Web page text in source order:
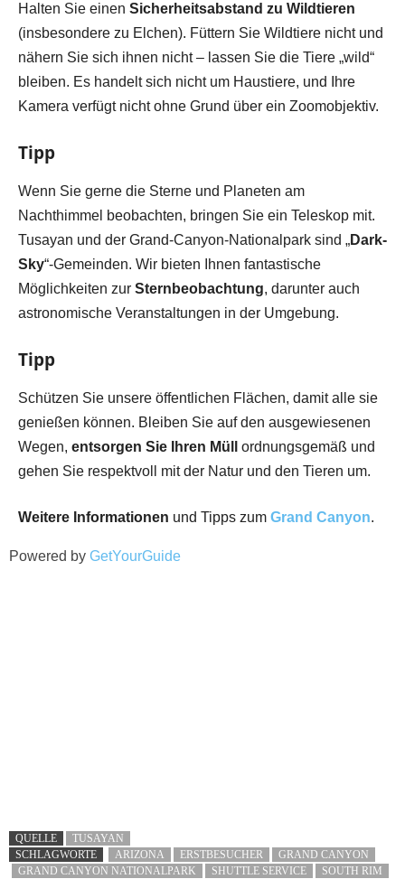
Halten Sie einen Sicherheitsabstand zu Wildtieren
(insbesondere zu Elchen). Füttern Sie Wildtiere nicht und
nähern Sie sich ihnen nicht – lassen Sie die Tiere „wild“
bleiben. Es handelt sich nicht um Haustiere, und Ihre
Kamera verfügt nicht ohne Grund über ein Zoomobjektiv.
Tipp
Wenn Sie gerne die Sterne und Planeten am
Nachthimmel beobachten, bringen Sie ein Teleskop mit.
Tusayan und der Grand-Canyon-Nationalpark sind „Dark-
Sky“-Gemeinden. Wir bieten Ihnen fantastische
Möglichkeiten zur Sternbeobachtung, darunter auch
astronomische Veranstaltungen in der Umgebung.
Tipp
Schützen Sie unsere öffentlichen Flächen, damit alle sie
genießen können. Bleiben Sie auf den ausgewiesenen
Wegen, entsorgen Sie Ihren Müll
ordnungsgemäß und
gehen Sie respektvoll mit der Natur und den Tieren um.
Weitere Informationen und Tipps zum Grand Canyon.
Powered by GetYourGuide
QUELLE
TUSAYAN
SCHLAGWORTE
ARIZONA ERSTBESUCHER
GRAND CANYON
GRAND CANYON NATIONALPARK
SHUTTLE SERVICE
SOUTH RIM